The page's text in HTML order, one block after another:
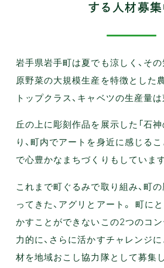
する人材募集
岩手県岩手町は夏でも涼しく、そ
原野菜の大規模生産を特徴とした
トップクラス、キャベツの生産量は
丘の上に彫刻作品を展示した「石
り、町内でアートを身近に感じる
で心豊かなまちづくりもしています
これまで町ぐるみで取り組み、町
ってきた、アグリとアート。 町に
かすことができないこの2つのコ
力的に、さらに活かすチャレンジ
材を地域おこし協力隊として募集